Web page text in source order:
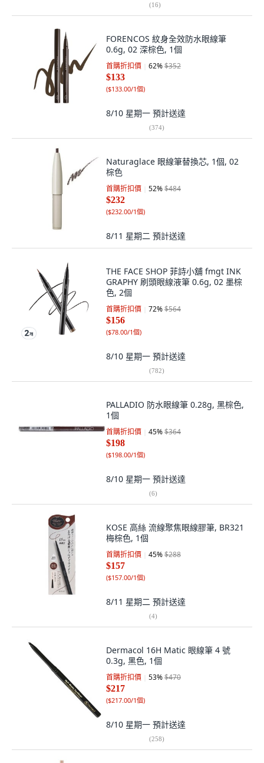
(16)
FORENCOS 紋身全效防水眼線筆
0.6g, 02 深棕色, 1個
首購折扣價 62%$352
$133
($133.00/1個)
8/10 星期一 預計送達
(374)
Naturaglace 眼線筆替換芯, 1個, 02
棕色
首購折扣價 52%$484
$232
($232.00/1個)
8/11 星期二 預計送達
THE FACE SHOP 菲詩小舖 fmgt INK
GRAPHY 刷頭眼線液筆 0.6g, 02 墨棕
色, 2個
首購折扣價 72%$564
$156
($78.00/1個)
8/10 星期一 預計送達
(782)
PALLADIO 防水眼線筆 0.28g, 黑棕色,
1個
首購折扣價 45%$364
$198
($198.00/1個)
8/10 星期一 預計送達
(6)
KOSE 高絲 流線聚焦眼線膠筆, BR321
梅棕色, 1個
首購折扣價 45%$288
$157
($157.00/1個)
8/11 星期二 預計送達
(4)
Dermacol 16H Matic 眼線筆 4 號
0.3g, 黑色, 1個
首購折扣價 53%$470
$217
($217.00/1個)
8/10 星期一 預計送達
(258)